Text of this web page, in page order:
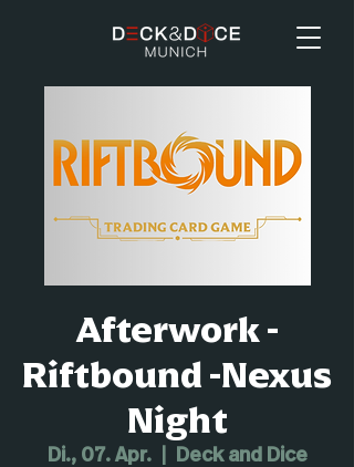
Afterwork -
Riftbound -Nexus
Night
Di., 07. Apr.
  |
Deck and Dice